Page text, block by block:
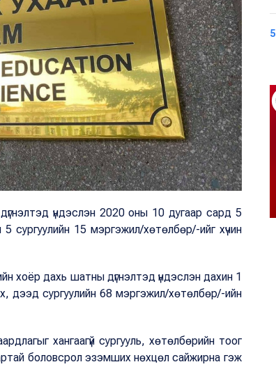
үндэслэн 2020 оны 10 дугаар сард 5
сургуулийн 15 мэргэжил/хөтөлбөр/-ийг хүчин
хоёр дахь шатны дүгнэлтэд үндэслэн дахин 1
дээд сургуулийн 68 мэргэжил/хөтөлбөр/-ийн
хангаагүй сургууль, хөтөлбөрийн тоог
боловсрол эзэмших нөхцөл сайжирна гэж
5